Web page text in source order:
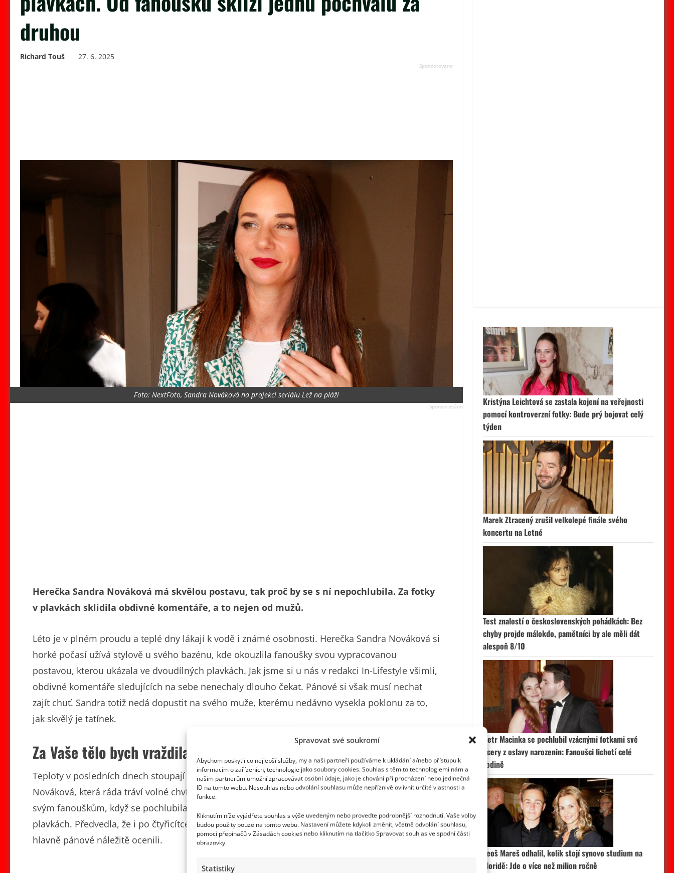
Spravovat své soukromí
Abychom poskytli co nejlepší služby, my a naši partneři používáme k ukládání a/nebo přístupu k
informacím o zařízeních, technologie jako soubory cookies. Souhlas s těmito technologiemi nám a
našim partnerům umožní zpracovávat osobní údaje, jako je chování při procházení nebo jedinečná
ID na tomto webu. Nesouhlas nebo odvolání souhlasu může nepříznivě ovlivnit určité vlastnosti a
funkce.
Kliknutím níže vyjádřete souhlas s výše uvedeným nebo proveďte podrobnější rozhodnutí. Vaše volby
budou použity pouze na tomto webu. Nastavení můžete kdykoli změnit, včetně odvolání souhlasu,
pomocí přepínačů v Zásadách cookies nebo kliknutím na tlačítko Spravovat souhlas ve spodní části
obrazovky.
Statistiky
druhou
Richard Touš 27. 6. 2025
Foto: NextFoto, Sandra Nováková na projekci seriálu Lež na pláži
Herečka Sandra Nováková má skvělou postavu, tak proč by se s ní nepochlubila. Za fotky
v plavkách sklidila obdivné komentáře, a to nejen od mužů.
Léto je v plném proudu a teplé dny lákají k vodě i známé osobnosti. Herečka Sandra Nováková si
horké počasí užívá stylově u svého bazénu, kde okouzlila fanoušky svou vypracovanou
postavou, kterou ukázala ve dvoudílných plavkách. Jak jsme si u nás v redakci In-Lifestyle všimli,
obdivné komentáře sledujících na sebe nenechaly dlouho čekat. Pánové si však musí nechat
zajít chuť. Sandra totiž nedá dopustit na svého muže, kterému nedávno vysekla poklonu za to,
jak skvělý je tatínek.
Za Vaše tělo bych vraždila
Teploty v posledních dnech stoupají a do Česka konečně dorazilo léto. Přivítala ho i Sandra
Nováková, která ráda tráví volné chvíle u svého velkého bazénu. Teď právě rozproudila krev
svým fanouškům, když se pochlubila žhavými fotkami ve stylových dvoudílných modrých
plavkách. Předvedla, že i po čtyřicítce se udržuje v perfektní kondici. Její bezchybné křivky tak
hlavně pánové náležitě ocenili.
Kristýna Leichtová se zastala kojení na veřejnosti
pomocí kontroverzní fotky: Bude prý bojovat celý
týden
Marek Ztracený zrušil velkolepé finále svého
koncertu na Letné
Test znalostí o československých pohádkách: Bez
chyby projde málokdo, pamětníci by ale měli dát
alespoň 8/10
Petr Macinka se pochlubil vzácnými fotkami své
dcery z oslavy narozenin: Fanoušci lichotí celé
rodině
Leoš Mareš odhalil, kolik stojí synovo studium na
Floridě: Jde o více než milion ročně